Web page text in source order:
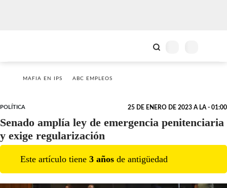
MAFIA EN IPS ABC EMPLEOS
POLÍTICA 25 DE ENERO DE 2023 A LA - 01:00
Senado amplía ley de emergencia penitenciaria
y exige regularización
Este artículo tiene 3 años de antigüedad